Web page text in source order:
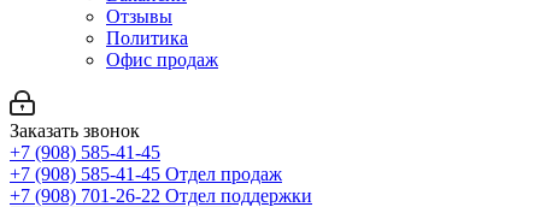
Отзывы
Политика
Офис продаж
Заказать звонок
+7 (908) 585-41-45
+7 (908) 585-41-45 Отдел продаж
+7 (908) 701-26-22 Отдел поддержки